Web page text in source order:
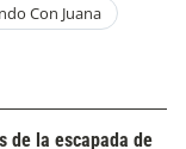
Con Juana
de la escapada de